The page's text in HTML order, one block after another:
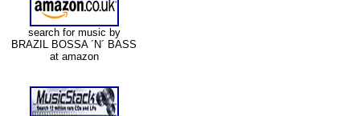
search for music by
BRAZIL BOSSA ´N´ BASS
at amazon